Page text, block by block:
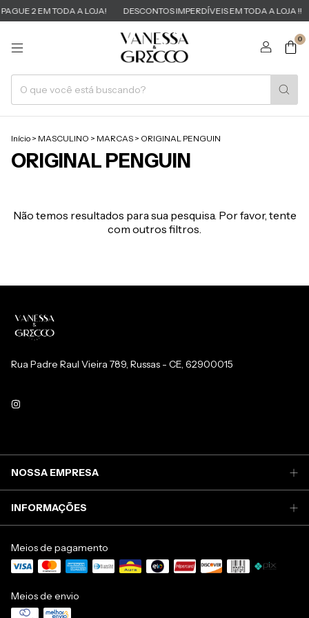
2 EM TODA A LOJA! DESCONTOS IMPERDÍVEIS EM TODA A LOJA !!
0
Início > MASCULINO > MARCAS > ORIGINAL PENGUIN
ORIGINAL PENGUIN
Não temos resultados para sua pesquisa. Por favor, tente
com outros filtros.
Rua Padre Raul Vieira 789, Russas - CE, 62900015
NOSSA EMPRESA
INFORMAÇÕES
Meios de pagamento
Meios de envio